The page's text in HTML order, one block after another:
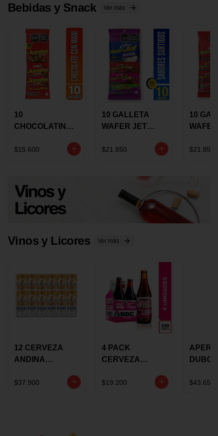
Bebidas y Snack Ver más
10
CHOCOLATINA
17 GRS
$15.600
10 GALLETA
WAFER JET
GRS
$21.850
10
GRS
$21.850
Vinos y Licores Ver más
12 CERVEZA
ANDINA
LATON
$37.900
4 PACK
CERVEZA
ROSE BBC
$19.200
VINO
$43.650